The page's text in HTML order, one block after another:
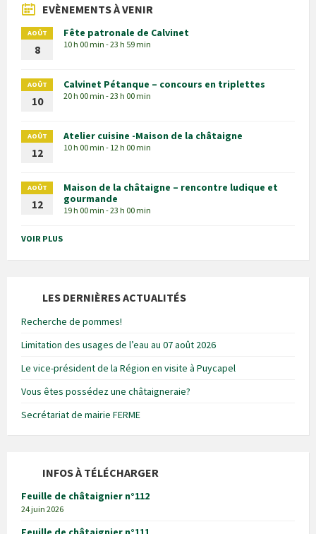
EVÈNEMENTS À VENIR
AOÛT
8
Fête patronale de Calvinet
10 h 00 min - 23 h 59 min
AOÛT
10
Calvinet Pétanque – concours en triplettes
20 h 00 min - 23 h 00 min
AOÛT
12
Atelier cuisine -Maison de la châtaigne
10 h 00 min - 12 h 00 min
AOÛT
12
Maison de la châtaigne – rencontre ludique et
gourmande
19 h 00 min - 23 h 00 min
VOIR PLUS
LES DERNIÈRES ACTUALITÉS
Recherche de pommes!
Limitation des usages de l’eau au 07 août 2026
Le vice-président de la Région en visite à Puycapel
Vous êtes possédez une châtaigneraie?
Secrétariat de mairie FERME
INFOS À TÉLÉCHARGER
Feuille de châtaignier n°112
24 juin 2026